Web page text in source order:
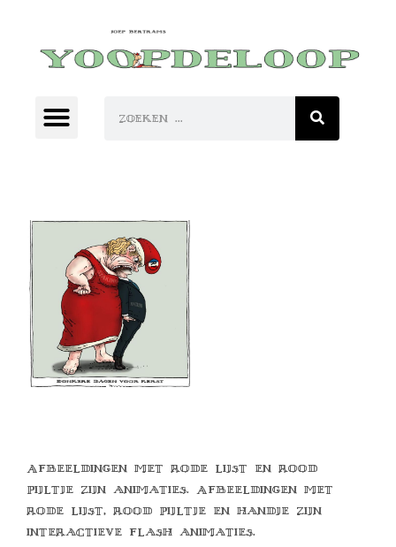
Afbeeldingen met rode lijst en rood
pijltje zijn animaties. Afbeeldingen met
rode lijst, rood pijltje en handje zijn
interactieve flash animaties.